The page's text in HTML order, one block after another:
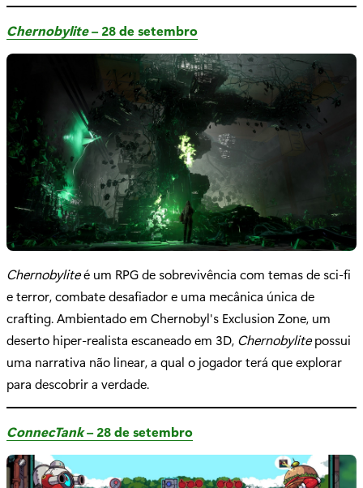
Chernobylite– 28 de setembro
Chernobyliteé um RPG de sobrevivência com temas de sci-fi
e terror, combate desafiador e uma mecânica única de
crafting. Ambientado em Chernobyl's Exclusion Zone, um
deserto hiper-realista escaneado em 3D, Chernobylitepossui
uma narrativa não linear, a qual o jogador terá que explorar
para descobrir a verdade.
ConnecTank– 28 de setembro